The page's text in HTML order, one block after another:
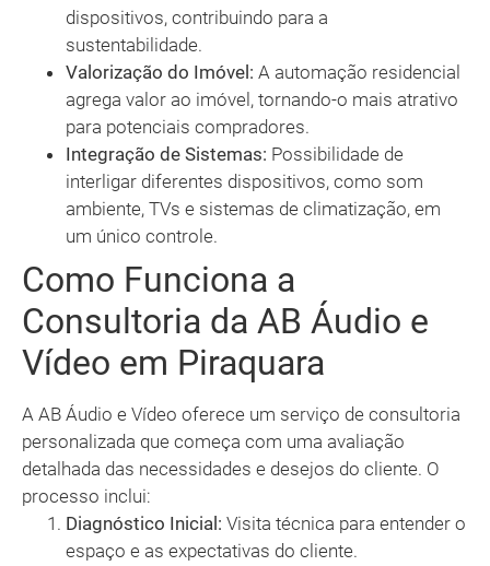
dispositivos, contribuindo para a
sustentabilidade.
Valorização do Imóvel: A automação residencial
agrega valor ao imóvel, tornando-o mais atrativo
para potenciais compradores.
Integração de Sistemas: Possibilidade de
interligar diferentes dispositivos, como som
ambiente, TVs e sistemas de climatização, em
um único controle.
Como Funciona a
Consultoria da AB Áudio e
Vídeo em Piraquara
A AB Áudio e Vídeo oferece um serviço de consultoria
personalizada que começa com uma avaliação
detalhada das necessidades e desejos do cliente. O
processo inclui:
Diagnóstico Inicial: Visita técnica para entender o
espaço e as expectativas do cliente.